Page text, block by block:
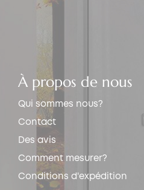
À propos de nous
Qui sommes nous?
Contact
Des avis
Comment mesurer?
Conditions d'expédition